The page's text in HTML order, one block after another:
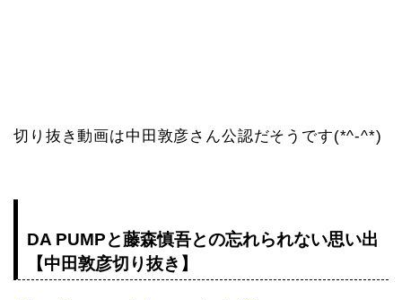
切り抜き動画は中田敦彦さん公認だそうです(*^-^*)
DA PUMPと藤森慎吾との忘れられない思い出
【中田敦彦切り抜き】